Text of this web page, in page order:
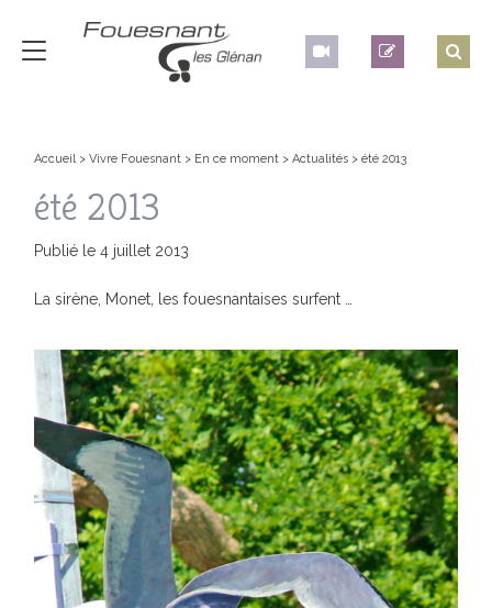
Accueil>Vivre Fouesnant > En ce moment >Actualités >été 2013
été 2013
Publié le 4 juillet 2013
La sirène, Monet, les fouesnantaises surfent …